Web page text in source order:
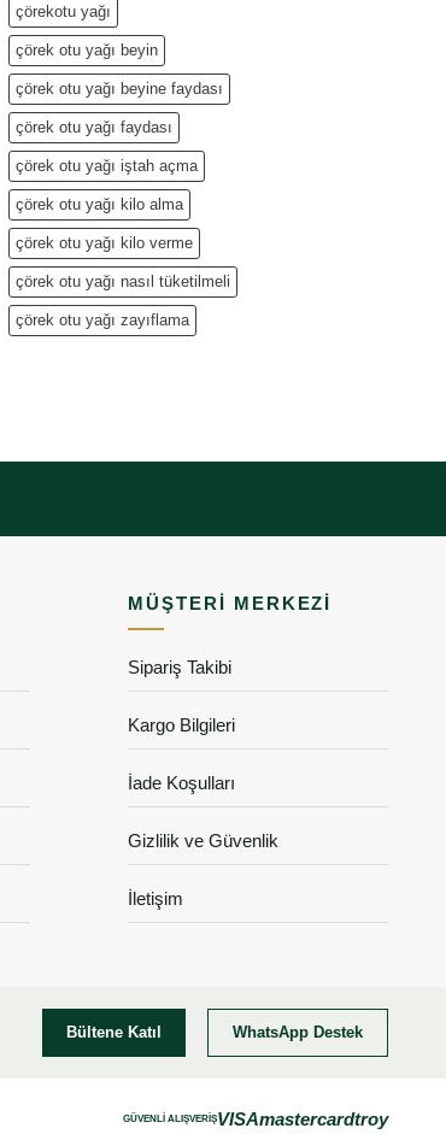
çörekotu yağı
çörek otu yağı beyin
çörek otu yağı beyine faydası
çörek otu yağı faydası
çörek otu yağı iştah açma
çörek otu yağı kilo alma
çörek otu yağı kilo verme
çörek otu yağı nasıl tüketilmeli
çörek otu yağı zayıflama
MÜŞTERI MERKEZI
Sipariş Takibi
Kargo Bilgileri
İade Koşulları
Gizlilik ve Güvenlik
İletişim
Bültene Katıl WhatsApp Destek
GÜVENLİ ALIŞVERİŞVISAmastercardtroy